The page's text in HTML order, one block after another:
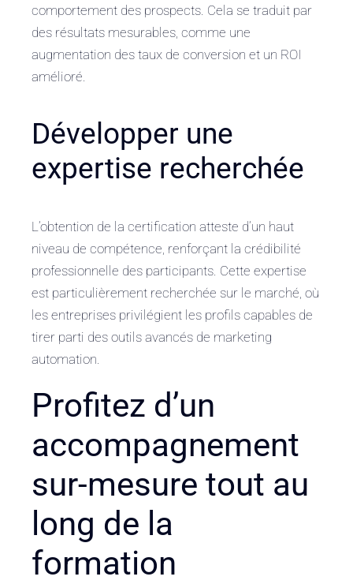
comportement des prospects. Cela se traduit par
des résultats mesurables, comme une
augmentation des taux de conversion et un ROI
amélioré.
Développer une
expertise recherchée
L’obtention de la certification atteste d’un haut
niveau de compétence, renforçant la crédibilité
professionnelle des participants. Cette expertise
est particulièrement recherchée sur le marché, où
les entreprises privilégient les profils capables de
tirer parti des outils avancés de marketing
automation.
Profitez d’un
accompagnement
sur-mesure tout au
long de la
formation